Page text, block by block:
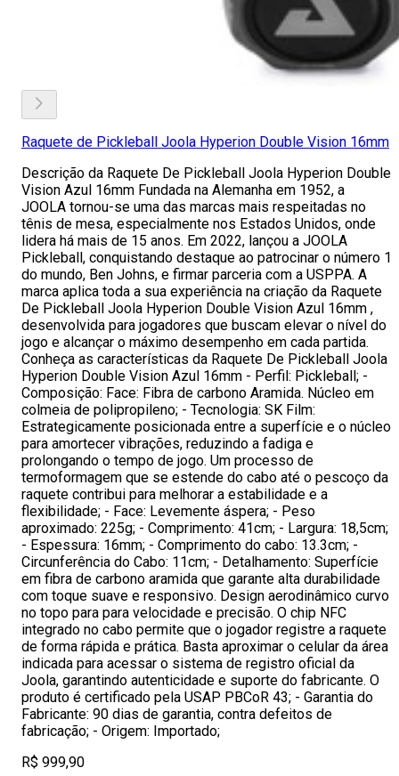
Raquete de Pickleball Joola Hyperion Double Vision 16mm
Descrição da Raquete De Pickleball Joola Hyperion Double
Vision Azul 16mm Fundada na Alemanha em 1952, a
JOOLA tornou-se uma das marcas mais respeitadas no
tênis de mesa, especialmente nos Estados Unidos, onde
lidera há mais de 15 anos. Em 2022, lançou a JOOLA
Pickleball, conquistando destaque ao patrocinar o número 1
do mundo, Ben Johns, e firmar parceria com a USPPA. A
marca aplica toda a sua experiência na criação da Raquete
De Pickleball Joola Hyperion Double Vision Azul 16mm ,
desenvolvida para jogadores que buscam elevar o nível do
jogo e alcançar o máximo desempenho em cada partida.
Conheça as características da Raquete De Pickleball Joola
Hyperion Double Vision Azul 16mm - Perfil: Pickleball; -
Composição: Face: Fibra de carbono Aramida. Núcleo em
colmeia de polipropileno; - Tecnologia: SK Film:
Estrategicamente posicionada entre a superfície e o núcleo
para amortecer vibrações, reduzindo a fadiga e
prolongando o tempo de jogo. Um processo de
termoformagem que se estende do cabo até o pescoço da
raquete contribui para melhorar a estabilidade e a
flexibilidade; - Face: Levemente áspera; - Peso
aproximado: 225g; - Comprimento: 41cm; - Largura: 18,5cm;
- Espessura: 16mm; - Comprimento do cabo: 13.3cm; -
Circunferência do Cabo: 11cm; - Detalhamento: Superfície
em fibra de carbono aramida que garante alta durabilidade
com toque suave e responsivo. Design aerodinâmico curvo
no topo para para velocidade e precisão. O chip NFC
integrado no cabo permite que o jogador registre a raquete
de forma rápida e prática. Basta aproximar o celular da área
indicada para acessar o sistema de registro oficial da
Joola, garantindo autenticidade e suporte do fabricante. O
produto é certificado pela USAP PBCoR 43; - Garantia do
Fabricante: 90 dias de garantia, contra defeitos de
fabricação; - Origem: Importado;
R$ 999,90